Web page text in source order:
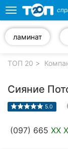
компании
Toggle
navigation
ламинат
ТОП 20
Сияние
5.0
(097) 665 XX